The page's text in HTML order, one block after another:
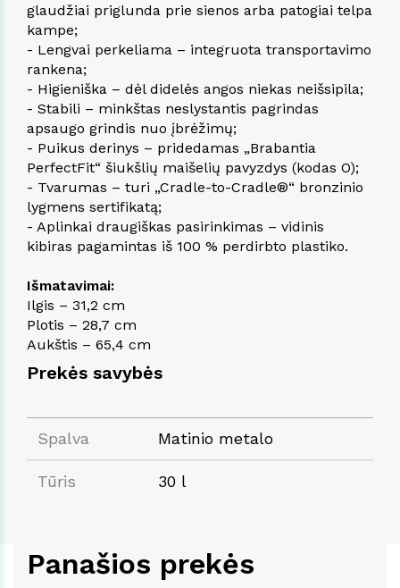
Prekės savybės
Spalva Matinio metalo
Tūris 30 l
glaudžiai priglunda prie sienos arba patogiai telpa
kampe;
- Lengvai perkeliama – integruota transportavimo
rankena;
- Higieniška – dėl didelės angos niekas neišsipila;
- Stabili – minkštas neslystantis pagrindas
apsaugo grindis nuo įbrėžimų;
- Puikus derinys – pridedamas „Brabantia
PerfectFit“ šiukšlių maišelių pavyzdys (kodas O);
- Tvarumas – turi „Cradle-to-Cradle®“ bronzinio
lygmens sertifikatą;
- Aplinkai draugiškas pasirinkimas – vidinis
kibiras pagamintas iš 100 % perdirbto plastiko.
Išmatavimai:
Ilgis – 31,2 cm
Plotis – 28,7 cm
Aukštis – 65,4 cm
Panašios prekės